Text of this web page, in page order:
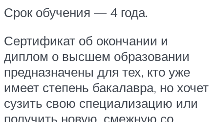
Срок обучения — 4 года.
Сертификат об окончании и
диплом о высшем образовании
предназначены для тех, кто уже
имеет степень бакалавра, но хочет
сузить свою специализацию или
получить новую, смежную со